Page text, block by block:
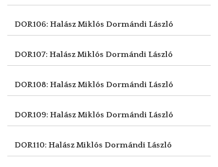
DOR106: Halász Miklós Dormándi László
DOR107: Halász Miklós Dormándi László
DOR108: Halász Miklós Dormándi László
DOR109: Halász Miklós Dormándi László
DOR110: Halász Miklós Dormándi László